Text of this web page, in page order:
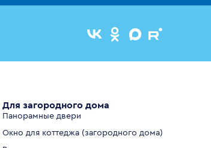
Для загородного дома
Панорамные двери
Окно для коттеджа (загородного дома)